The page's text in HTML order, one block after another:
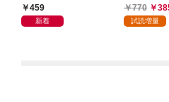
459
新着
りの魔法剣
770
試読増量